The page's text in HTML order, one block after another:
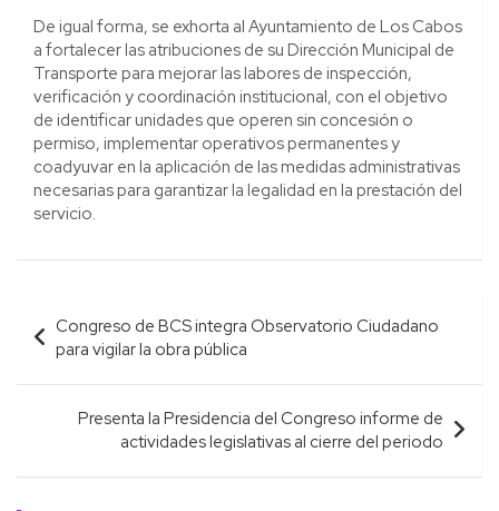
De igual forma, se exhorta al Ayuntamiento de Los Cabos
a fortalecer las atribuciones de su Dirección Municipal de
Transporte para mejorar las labores de inspección,
verificación y coordinación institucional, con el objetivo
de identificar unidades que operen sin concesión o
permiso, implementar operativos permanentes y
coadyuvar en la aplicación de las medidas administrativas
necesarias para garantizar la legalidad en la prestación del
servicio.
Navegación
de
entradas
Congreso de BCS integra Observatorio Ciudadano
para vigilar la obra pública
Presenta la Presidencia del Congreso informe de
actividades legislativas al cierre del periodo